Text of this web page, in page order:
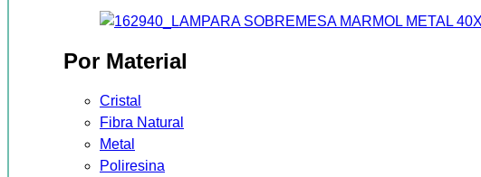
Por Material
Cristal
Fibra Natural
Metal
Poliresina